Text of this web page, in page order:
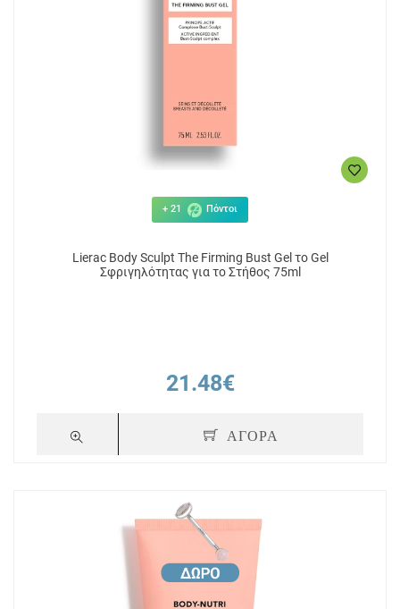
+ 21 Πόντοι
Lierac Body Sculpt The Firming Bust Gel το Gel
Σφριγηλότητας για το Στήθος 75ml
21.48€
ΑΓΟΡΑ